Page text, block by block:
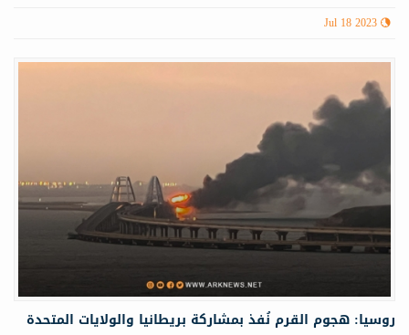
Jul 18 2023
روسيا: هجوم القرم نُفذ بمشاركة بريطانيا والولايات المتحدة